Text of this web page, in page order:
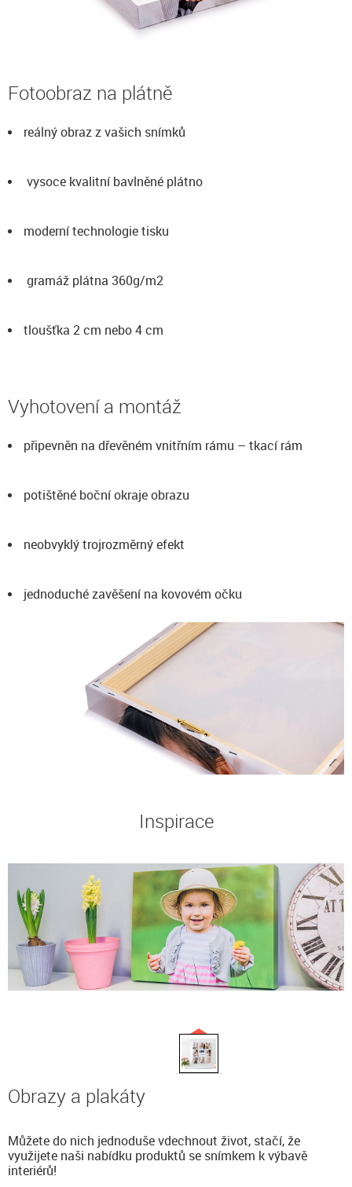
Fotoobraz na plátně
reálný obraz z vašich snímků
vysoce kvalitní bavlněné plátno
moderní technologie tisku
gramáž plátna 360g/m2
tloušťka 2 cm nebo 4 cm
Vyhotovení a montáž
připevněn na dřevěném vnitřním rámu – tkací rám
potištěné boční okraje obrazu
neobvyklý trojrozměrný efekt
jednoduché zavěšení na kovovém očku
Inspirace
Obrazy a plakáty
Můžete do nich jednoduše vdechnout život, stačí, že
využijete naši nabídku produktů se snímkem k výbavě
interiérů!